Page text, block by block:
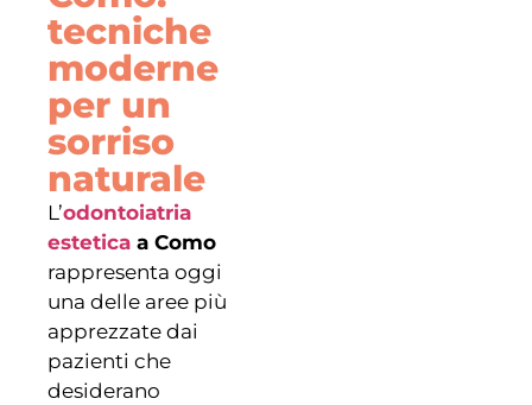
tecniche
moderne
per un
sorriso
naturale
L’odontoiatria
estetica a Como
rappresenta oggi
una delle aree più
apprezzate dai
pazienti che
desiderano